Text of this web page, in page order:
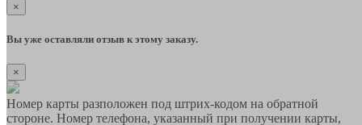
×
Вы уже оставляли отзыв к этому заказу.
×
Номер карты разположен под штрих-кодом на обратной
стороне. Номер телефона, указанный при получении карты,